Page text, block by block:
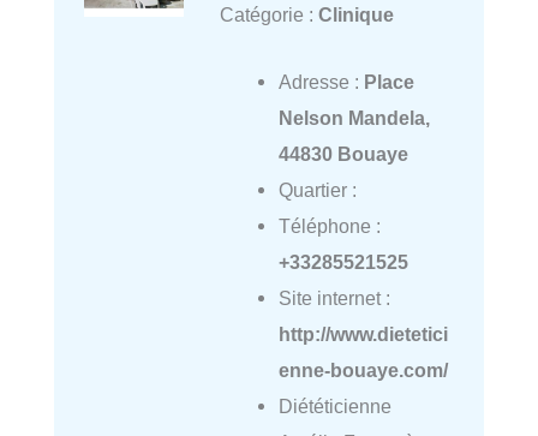
Catégorie : Clinique
Adresse : Place
Nelson Mandela,
44830 Bouaye
Quartier :
Téléphone :
+33285521525
Site internet :
http://www.dietetici
enne-bouaye.com/
Diététicienne